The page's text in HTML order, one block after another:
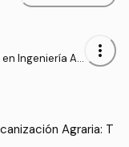
en Ingeniería Ag
more_vert
Agraria: T